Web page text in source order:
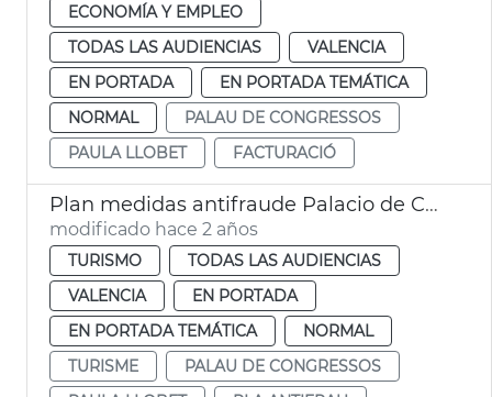
ECONOMÍA Y EMPLEO
TODAS LAS AUDIENCIAS
VALENCIA
EN PORTADA
EN PORTADA TEMÁTICA
NORMAL
PALAU DE CONGRESSOS
PAULA LLOBET
FACTURACIÓ
Plan medidas antifraude Palacio de Congresos
modificado hace 2 años
TURISMO
TODAS LAS AUDIENCIAS
VALENCIA
EN PORTADA
EN PORTADA TEMÁTICA
NORMAL
TURISME
PALAU DE CONGRESSOS